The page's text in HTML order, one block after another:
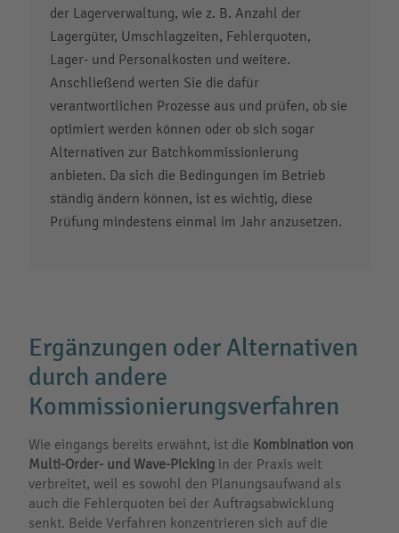
der Lagerverwaltung, wie z. B. Anzahl der
Lagergüter, Umschlagzeiten, Fehlerquoten,
Lager- und Personalkosten und weitere.
Anschließend werten Sie die dafür
verantwortlichen Prozesse aus und prüfen, ob sie
optimiert werden können oder ob sich sogar
Alternativen zur Batchkommissionierung
anbieten. Da sich die Bedingungen im Betrieb
ständig ändern können, ist es wichtig, diese
Prüfung mindestens einmal im Jahr anzusetzen.
Ergänzungen oder Alternativen
durch andere
Kommissionierungsverfahren
Wie eingangs bereits erwähnt, ist die Kombination von
Multi-Order- und Wave-Picking in der Praxis weit
verbreitet, weil es sowohl den Planungsaufwand als
auch die Fehlerquoten bei der Auftragsabwicklung
senkt. Beide Verfahren konzentrieren sich auf die